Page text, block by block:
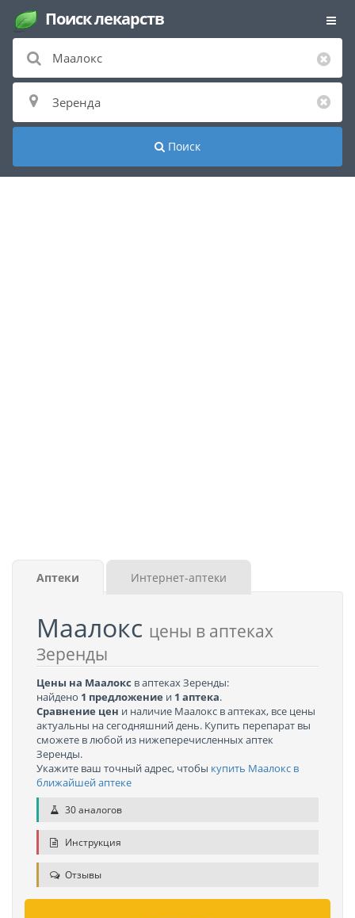
Поиск лекарств
Поиск
Аптеки Интернет-аптеки
Маалокс цены в аптеках
Зеренды
Цены на Маалокс в аптеках Зеренды:
найдено 1 предложение и 1 аптека.
Сравнение цен и наличие Маалокс в аптеках, все цены
актуальны на сегодняшний день. Купить перепарат вы
сможете в любой из нижеперечисленных аптек
Зеренды.
Укажите ваш точный адрес, чтобы купить Маалокс в
ближайшей аптеке
30 аналогов
Инструкция
Отзывы